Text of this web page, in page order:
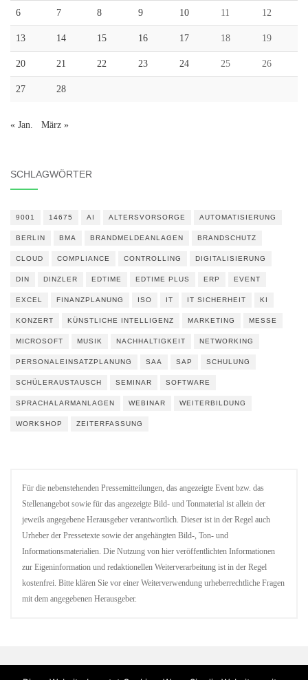
6 7 8 9 10 11 12
13 14 15 16 17 18 19
20 21 22 23 24 25 26
27 28
« Jan. März »
SCHLAGWÖRTER
9001 14675 AI ALTERSVORSORGE AUTOMATISIERUNG
BERLIN BMA BRANDMELDEANLAGEN BRANDSCHUTZ
CLOUD COMPLIANCE CONTROLLING DIGITALISIERUNG
DIN DINZLER EDTIME EDTIME PLUS ERP EVENT
EXCEL FINANZPLANUNG ISO IT IT SICHERHEIT KI
KONZERT KÜNSTLICHE INTELLIGENZ MARKETING MESSE
MICROSOFT MUSIK NACHHALTIGKEIT NETWORKING
PERSONALEINSATZPLANUNG SAA SAP SCHULUNG
SCHÜLERAUSTAUSCH SEMINAR SOFTWARE
SPRACHALARMANLAGEN WEBINAR WEITERBILDUNG
WORKSHOP ZEITERFASSUNG
Für die nebenstehenden Pressemitteilungen, das angezeigte Event bzw. das
Stellenangebot sowie für das angezeigte Bild- und Tonmaterial ist allein der
jeweils angegebene Herausgeber verantwortlich. Dieser ist in der Regel auch
Urheber der Pressetexte sowie der angehängten Bild-, Ton- und
Informationsmaterialien. Die Nutzung von hier veröffentlichten Informationen
zur Eigeninformation und redaktionellen Weiterverarbeitung ist in der Regel
kostenfrei. Bitte klären Sie vor einer Weiterverwendung urheberrechtliche Fragen
mit dem angegebenen Herausgeber.